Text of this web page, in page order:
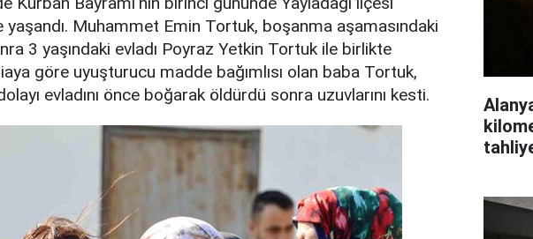
Muhammet Emin Tortuk, boşanma aşamasındaki
3 yaşındaki evladı Poyraz Yetkin Tortuk ile birlikte
göre uyuşturucu madde bağımlısı olan baba Tortuk,
evladını önce boğarak öldürdü sonra uzuvlarını kesti.